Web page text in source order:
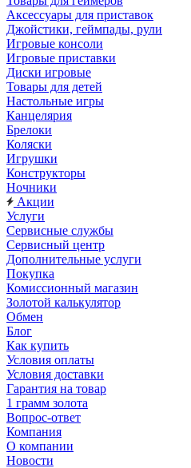
Аксессуары для приставок
Джойстики, геймпады, рули
Игровые консоли
Игровые приставки
Диски игровые
Товары для детей
Настольные игры
Канцелярия
Брелоки
Коляски
Игрушки
Конструкторы
Ночники
Акции
Услуги
Сервисные службы
Сервисный центр
Дополнительные услуги
Покупка
Комиссионный магазин
Золотой калькулятор
Обмен
Блог
Как купить
Условия оплаты
Условия доставки
Гарантия на товар
1 грамм золота
Вопрос-ответ
Компания
О компании
Новости